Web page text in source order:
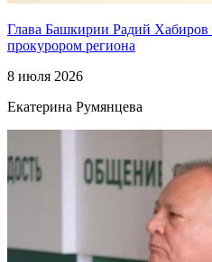
Глава Башкирии Радий Хабиров
прокурором региона
8 июля 2026
Екатерина Румянцева